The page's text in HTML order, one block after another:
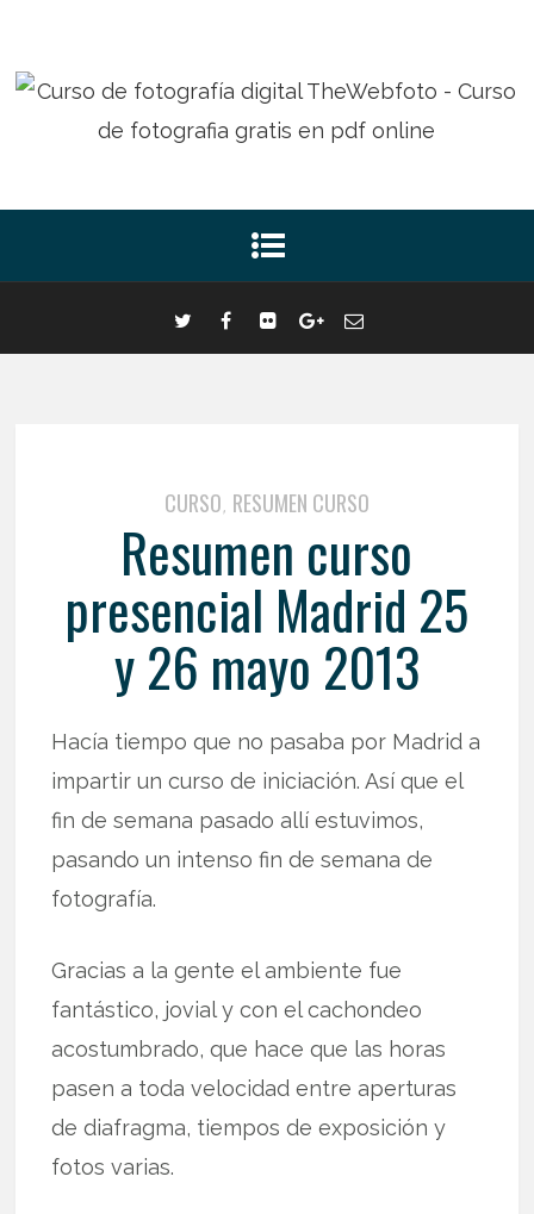
CURSO, RESUMEN CURSO
Resumen curso
presencial Madrid 25
y 26 mayo 2013
Hacía tiempo que no pasaba por Madrid a
impartir un curso de iniciación. Así que el
fin de semana pasado allí estuvimos,
pasando un intenso fin de semana de
fotografía.
Gracias a la gente el ambiente fue
fantástico, jovial y con el cachondeo
acostumbrado, que hace que las horas
pasen a toda velocidad entre aperturas
de diafragma, tiempos de exposición y
fotos varias.